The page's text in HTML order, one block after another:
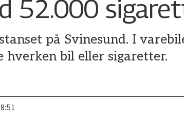
52.000
på Svinesund. I
hverken bil eller sigaretter.